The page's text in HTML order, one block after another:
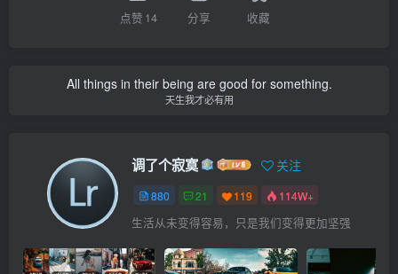
点赞 14 分享 收藏
All things in their being are good for something.
天生我才必有用
调了个寂寞 关注
880 21 119 114W+
生活从未变得容易，只是我们变得更加坚强